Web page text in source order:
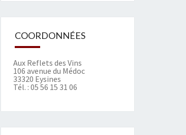
COORDONNÉES
Aux Reflets des Vins
106 avenue du Médoc
33320 Eysines
Tél. : 05 56 15 31 06